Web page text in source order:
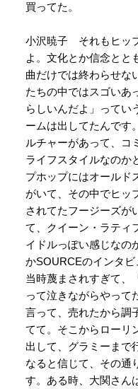
買ってた。
小沢暁子 それもヒッ
よ。文化とか信念とと
曲だけでは終わらせな
たちの中ではスゴいあ
らしいんだよ」ってい
ームは出してたんです
ルチャーがあって、コ
ライフスタイルなのか
プホップにはオールド
がいて、その中でヒッ
されてたフージーズが
て、クイーン・ラティ
イドルっぽい感じなの
かSOURCEのインタビ
当時蔑まされすぎて、
って泣きながらやって
言って、売れたから調
てて。そこからローリ
出して、グラミーまで
なると信じて、その通
す。ある時、大関さん